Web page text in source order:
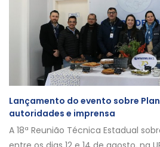
Lançamento do evento sobre
autoridades e imprensa
A 18ª Reunião Técnica Estadual